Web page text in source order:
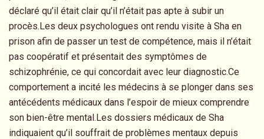
déclaré qu’il était clair qu’il n’était pas apte à subir un
procès.Les deux psychologues ont rendu visite à Sha en
prison afin de passer un test de compétence, mais il n’était
pas coopératif et présentait des symptômes de
schizophrénie, ce qui concordait avec leur diagnostic.Ce
comportement a incité les médecins à se plonger dans ses
antécédents médicaux dans l’espoir de mieux comprendre
son bien-être mental.Les dossiers médicaux de Sha
indiquaient qu’il souffrait de problèmes mentaux depuis